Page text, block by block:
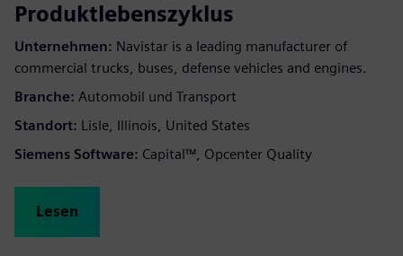
Produktlebenszyklus
Unternehmen: Navistar is a leading manufacturer of
commercial trucks, buses, defense vehicles and engines.
Branche: Automobil und Transport
Standort: Lisle, Illinois, United States
Siemens Software: Capital™, Opcenter Quality
Lesen